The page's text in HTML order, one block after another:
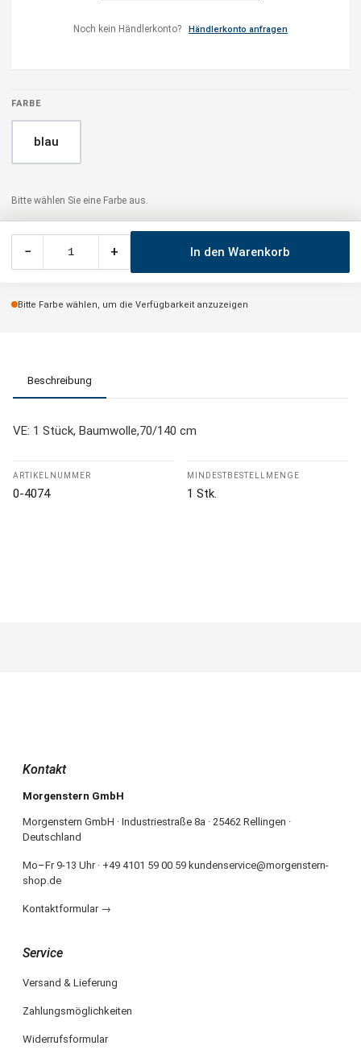
Noch kein Händlerkonto? Händlerkonto anfragen
FARBE
blau
Bitte wählen Sie eine Farbe aus.
− + In den Warenkorb
Bitte Farbe wählen, um die Verfügbarkeit anzuzeigen
Beschreibung
VE: 1 Stück, Baumwolle,70/140 cm
ARTIKELNUMMER
0-4074
MINDESTBESTELLMENGE
1 Stk.
Kontakt
Morgenstern GmbH
Morgenstern GmbH · Industriestraße 8a · 25462 Rellingen ·
Deutschland
Mo–Fr 9-13 Uhr · +49 4101 59 00 59 kundenservice@morgenstern-
shop.de
Kontaktformular →
Service
Versand & Lieferung
Zahlungsmöglichkeiten
Widerrufsformular